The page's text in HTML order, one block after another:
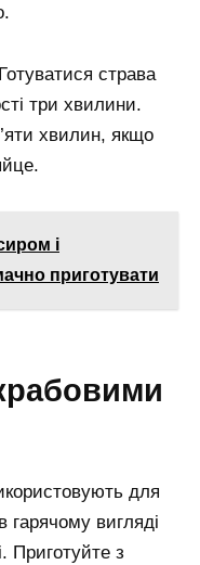
страва
три хвилини.
хвилин, якщо
і
приготувати
для
гарячому вигляді
Приготуйте з